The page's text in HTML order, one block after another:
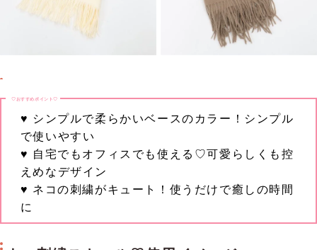
♡おすすめポイント♡
♥ シンプルで柔らかいベースのカラー！シンプル
で使いやすい
♥ 自宅でもオフィスでも使える♡可愛らしくも控
えめなデザイン
♥ ネコの刺繍がキュート！使うだけで癒しの時間
に